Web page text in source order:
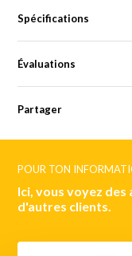
Spécifications
Évaluations
Partager
POUR TON
Ici, vous voyez
d'autres clients.